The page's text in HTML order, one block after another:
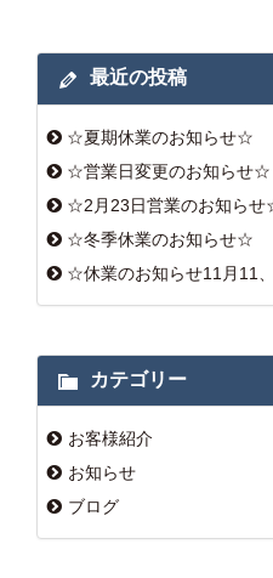
最近の投稿
☆夏期休業のお知らせ☆
☆営業日変更のお知らせ☆
☆2月23日営業のお知ら
☆冬季休業のお知らせ☆
☆休業のお知らせ11月11
カテゴリー
お客様紹介
お知らせ
ブログ